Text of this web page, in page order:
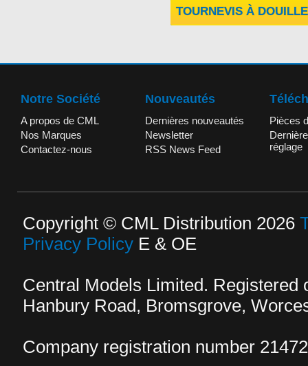
TOURNEVIS À
Notre Société
A propos de CML
Nos Marques
Contactez-nous
Nouveautés
Dernières nouveautés
Newsletter
RSS News Feed
Pièces
réglage
Copyright © CML Distribution 2026
Privacy Policy E & OE
Central Models Limited. Registered
Hanbury Road, Bromsgrove,
Company registration number